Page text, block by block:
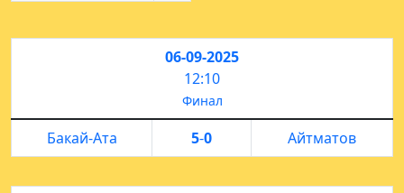
06-09-2025
12:10
Финал
Бакай-Ата 5-0 Айтматов